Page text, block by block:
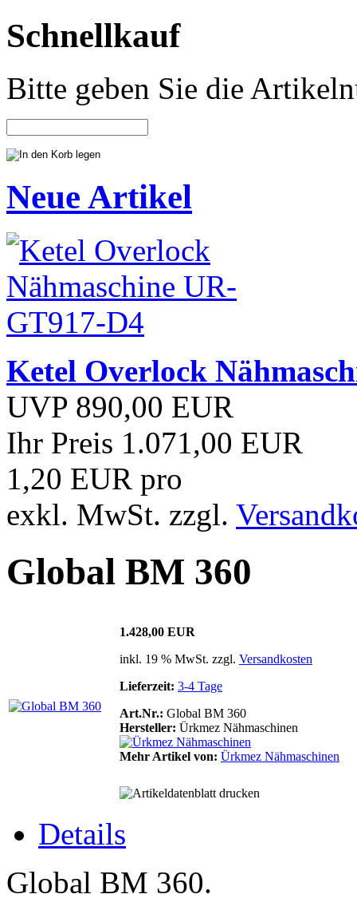
Schnellkauf
Bitte geben Sie die
Neue Artikel
Ketel Overlock
UVP 890,00 EUR
Ihr Preis 1.071,00 EUR
1,20 EUR pro
exkl. MwSt. zzgl.
Global BM 360
1.428,00 EUR
inkl. 19 % MwSt. zzgl. Versandkosten
Lieferzeit: 3-4 Tage
Art.Nr.: Global BM 360
Hersteller: Ürkmez Nähmaschinen
Mehr Artikel von: Ürkmez Nähmaschinen
Details
Global BM 360.